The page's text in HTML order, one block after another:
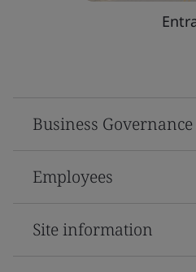
Business
Employees
Site information